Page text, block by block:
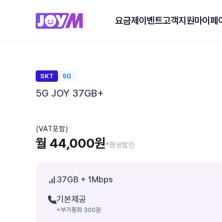
요금제 이벤트고객지원마이페
SKT 5G
5G JOY 37GB+
(VAT포함)
월 44,000원*평생할인
37GB + 1Mbps
기본제공
+부가통화 300분